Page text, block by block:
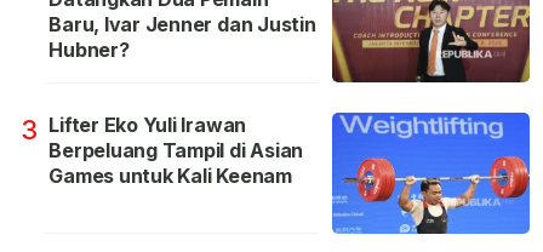
Baru, Ivar Jenner dan Justin
Hubner?
3 Lifter Eko Yuli Irawan
Berpeluang Tampil di Asian
Games untuk Kali Keenam